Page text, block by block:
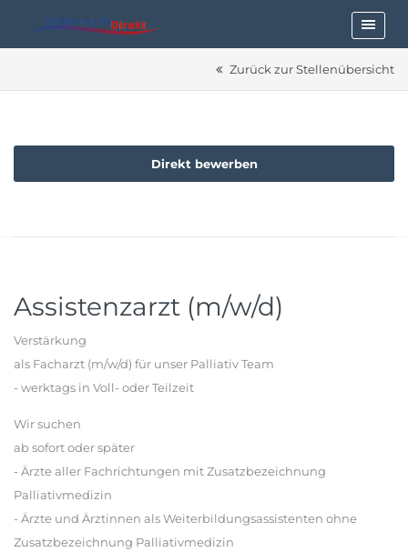
Zurück zur Stellenübersicht
Direkt bewerben
Assistenzarzt (m/w/d)
Verstärkung
als Facharzt (m/w/d) für unser Palliativ Team
- werktags in Voll- oder Teilzeit
Wir suchen
ab sofort oder später
- Ärzte aller Fachrichtungen mit Zusatzbezeichnung
Palliativmedizin
- Ärzte und Ärztinnen als Weiterbildungsassistenten ohne
Zusatzbezeichnung Palliativmedizin